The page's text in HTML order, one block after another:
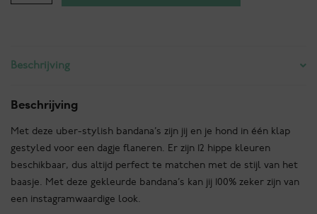
Bossa
Rood
Beschrijving
Beschrijving
Met deze uber-stylish bandana’s zijn jij en je hond in één klap
gestyled voor een dagje flaneren. Er zijn 12 hippe kleuren
beschikbaar, dus altijd perfect te matchen met de stijl van het
baasje. Met deze gekleurde bandana’s kan jij 100% zeker zijn van
een instagramwaardige look.